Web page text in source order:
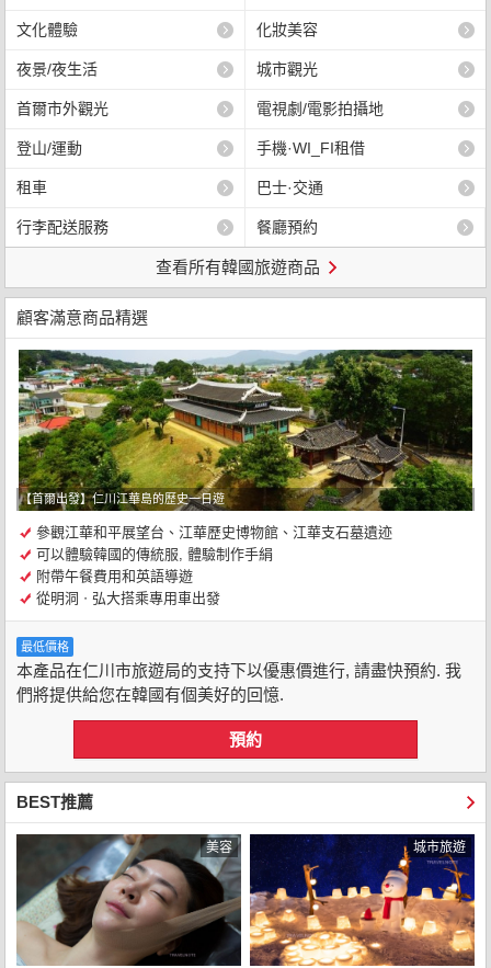
文化體驗 化妝美容
夜景/夜生活 城市觀光
首爾市外觀光 電視劇/電影拍攝地
登山/運動 手機·WI_FI租借
租車 巴士·交通
行李配送服務 餐廳預約
查看所有韓國旅遊商品
顧客滿意商品精選
【首爾出發】仁川江華島的歷史一日遊
參觀江華和平展望台、江華歷史博物館、江華支石墓遺迹
可以體驗韓國的傳統服, 體驗制作手絹
附帶午餐費用和英語導遊
從明洞ㆍ弘大搭乘專用車出發
最低價格
本產品在仁川市旅遊局的支持下以優惠價進行, 請盡快預約. 我
們將提供給您在韓國有個美好的回憶.
預約
BEST推薦
美容 城市旅遊